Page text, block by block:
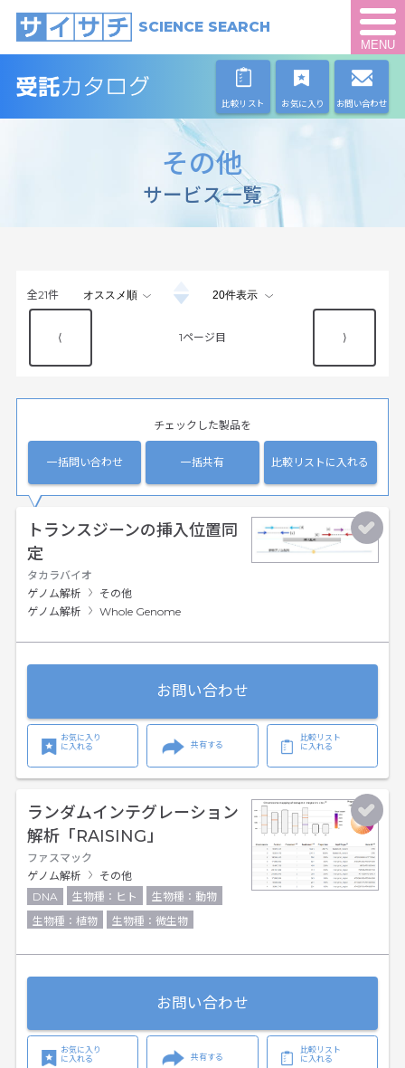
SCIENCE SEARCH
MENU
比較リスト お気に入り お問い合わせ
その他
サービス一覧
全21件
⟨ 1 ⟩
チェックした製品を
一括問い合わせ 一括共有 比較リストに入れる
トランスジーンの挿入位置同
定
タカラバイオ
ゲノム解析
その他
ゲノム解析
Whole Genome
お問い合わせ
お気に入り
に入れる
共有する
比較リスト
に入れる
ランダムインテグレーション
解析「RAISING」
ファスマック
ゲノム解析
その他
DNA
生物種：ヒト
生物種：動物
生物種：植物
生物種：微生物
お問い合わせ
お気に入り
に入れる
共有する
比較リスト
に入れる